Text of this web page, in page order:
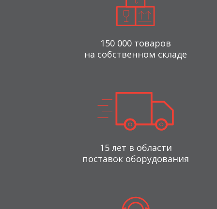
150 000 товаров
на собственном складе
15 лет в области
поставок оборудования